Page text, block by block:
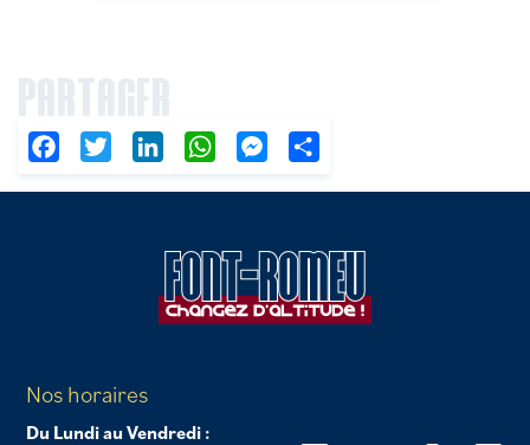
PARTAGER
FacebookTwitter LinkedIn WhatsAppMessenger
Nos horaires
Du Lundi au Vendredi :